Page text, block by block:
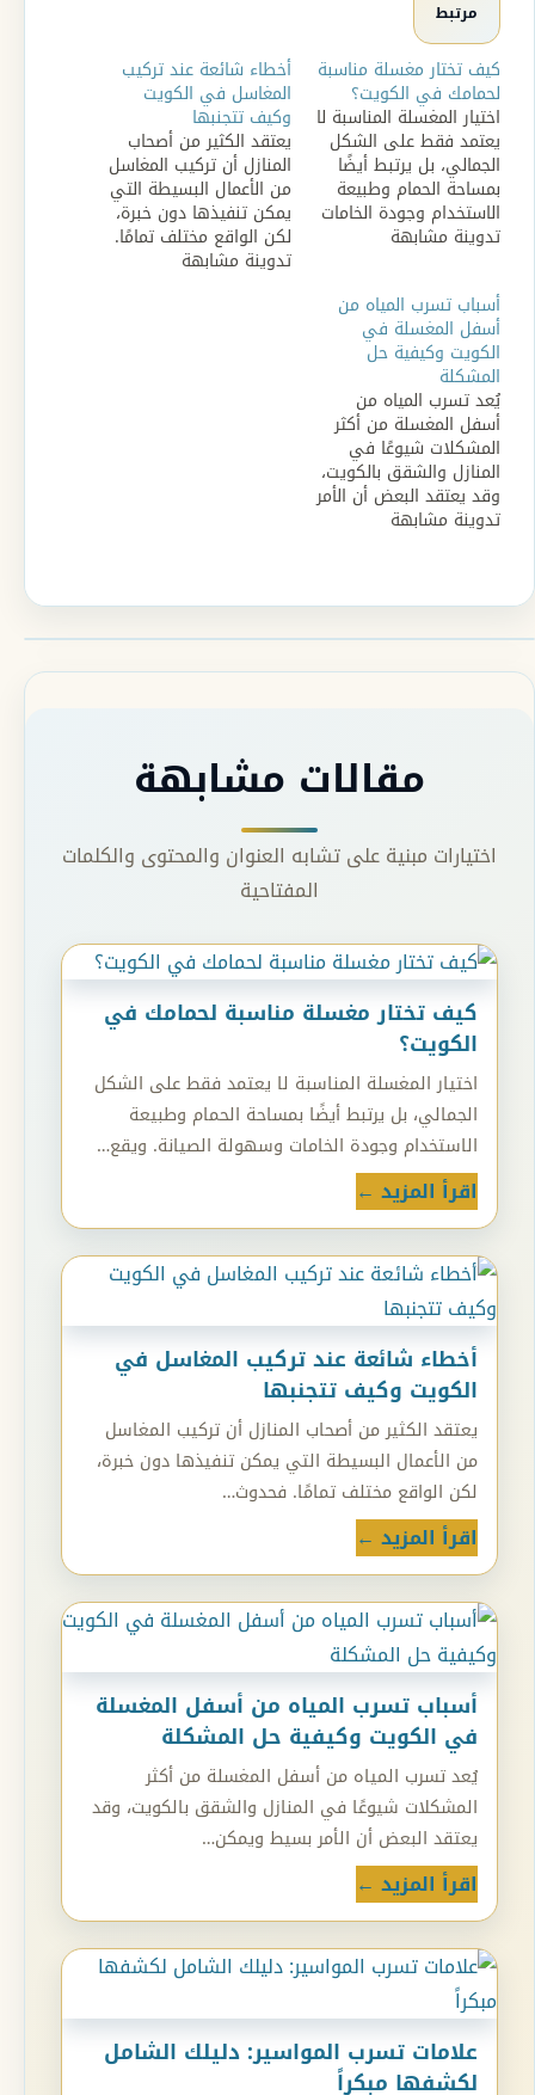
مرتبط
كيف تختار مغسلة مناسبة
لحمامك في الكويت؟
اختيار المغسلة المناسبة لا
يعتمد فقط على الشكل
الجمالي، بل يرتبط أيضًا
بمساحة الحمام وطبيعة
الاستخدام وجودة الخامات
وسهولة الصيانة. ويقع
شراء مغسلة جميلة من
حيث التصميم، لكنها لا
تتناسب مع احتياجاتهم
الفعلية أو مع مساحة
الحمام المتاحة. لذلك من
المهم التعرف…
تدوينة مشابهة
أخطاء شائعة عند تركيب
المغاسل في الكويت
وكيف تتجنبها
يعتقد الكثير من أصحاب
المنازل أن تركيب المغاسل
من الأعمال البسيطة التي
يمكن تنفيذها دون خبرة،
لكن الواقع مختلف تمامًا.
فحدوث خطأ بسيط أثناء
تدوينة مشابهة
أسباب تسرب المياه من
أسفل المغسلة في
الكويت وكيفية حل
المشكلة
يُعد تسرب المياه من
أسفل المغسلة من أكثر
المشكلات شيوعًا في
المنازل والشقق بالكويت،
وقد يعتقد البعض أن الأمر
بسيط ويمكن تجاهله،
وظهور الرطوبة وانتشار
الروائح غير المرغوبة داخل
الحمام أو المطبخ. في
تدوينة مشابهة
مقالات مشابهة
اختيارات مبنية على تشابه العنوان والمحتوى والكلمات
المفتاحية
كيف تختار مغسلة مناسبة لحمامك في
الكويت؟
اختيار المغسلة المناسبة لا يعتمد فقط على الشكل
الجمالي، بل يرتبط أيضًا بمساحة الحمام وطبيعة
الاستخدام وجودة الخامات وسهولة الصيانة. ويقع…
اقرأ المزيد ←
أخطاء شائعة عند تركيب المغاسل في
الكويت وكيف تتجنبها
يعتقد الكثير من أصحاب المنازل أن تركيب المغاسل
من الأعمال البسيطة التي يمكن تنفيذها دون خبرة،
لكن الواقع مختلف تمامًا. فحدوث…
اقرأ المزيد ←
أسباب تسرب المياه من أسفل المغسلة
في الكويت وكيفية حل المشكلة
يُعد تسرب المياه من أسفل المغسلة من أكثر
المشكلات شيوعًا في المنازل والشقق بالكويت، وقد
يعتقد البعض أن الأمر بسيط ويمكن…
اقرأ المزيد ←
علامات تسرب المواسير: دليلك الشامل
لكشفها مبكراً